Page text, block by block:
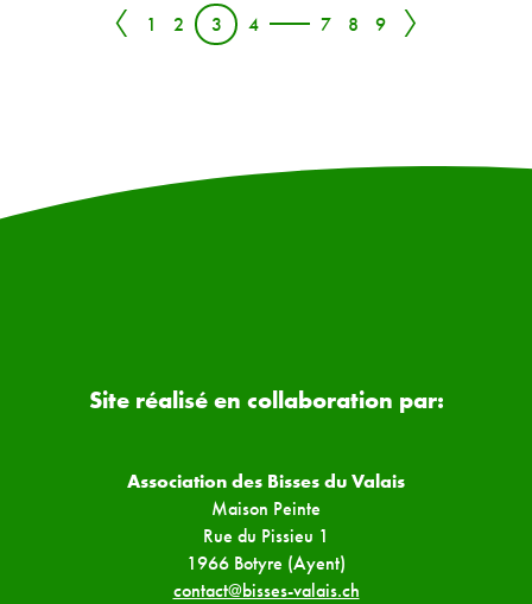
〈 1 2 3 4 7 8 9 〉
Site réalisé en collaboration par:
Association des Bisses du Valais
Maison Peinte
Rue du Pissieu 1
1966 Botyre (Ayent)
contact@bisses-valais.ch